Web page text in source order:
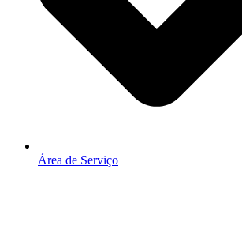
Área de Serviço